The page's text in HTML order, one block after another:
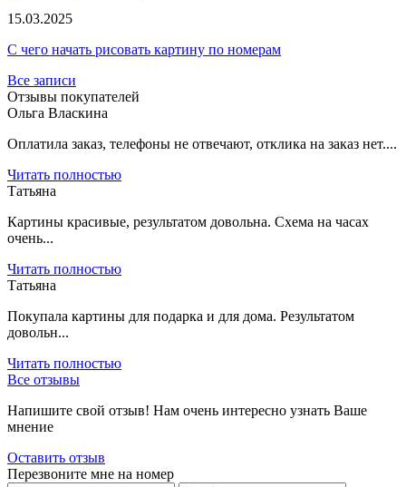
15.03.2025
С чего начать рисовать картину по номерам
Все записи
Отзывы покупателей
Ольга Власкина
Оплатила заказ, телефоны не отвечают, отклика на заказ нет....
Читать полностью
Татьяна
Картины красивые, результатом довольна. Схема на часах
очень...
Читать полностью
Татьяна
Покупала картины для подарка и для дома. Результатом
довольн...
Читать полностью
Все отзывы
Напишите свой отзыв! Нам очень интересно узнать Ваше
мнение
Оставить отзыв
Перезвоните мне на номер